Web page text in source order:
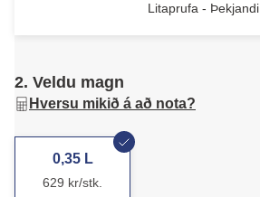
Litaprufa - Þekjandi
2. Veldu magn
Hversu mikið á að nota?
0,35 L
629 kr/stk.